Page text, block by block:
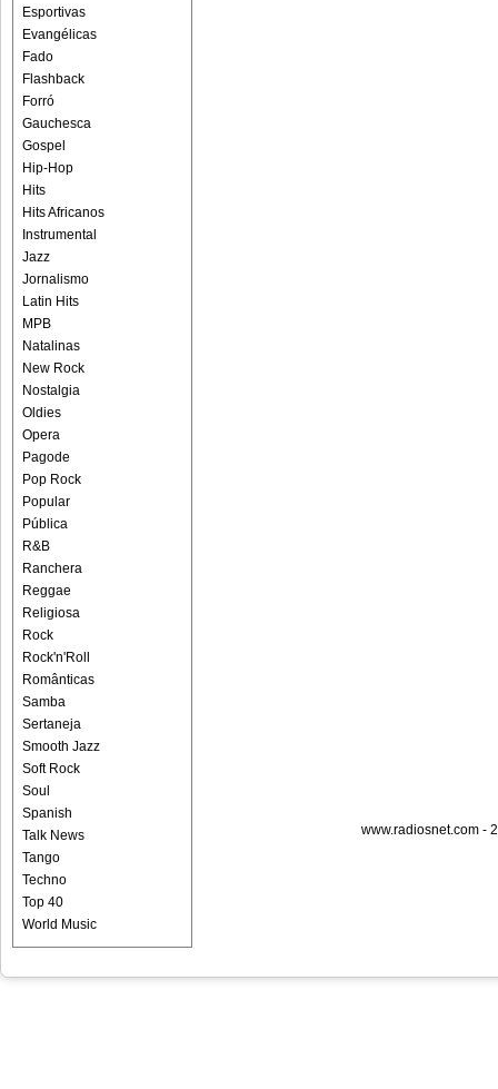
Esportivas
Evangélicas
Fado
Flashback
Forró
Gauchesca
Gospel
Hip-Hop
Hits
Hits Africanos
Instrumental
Jazz
Jornalismo
Latin Hits
MPB
Natalinas
New Rock
Nostalgia
Oldies
Opera
Pagode
Pop Rock
Popular
Pública
R&B
Ranchera
Reggae
Religiosa
Rock
Rock'n'Roll
Românticas
Samba
Sertaneja
Smooth Jazz
Soft Rock
Soul
Spanish
Talk News
Tango
Techno
Top 40
World Music
www.radiosnet.com -